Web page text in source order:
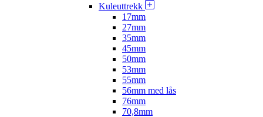
Kuleuttrekk
17mm
27mm
35mm
45mm
50mm
53mm
55mm
56mm med lås
76mm
70,8mm